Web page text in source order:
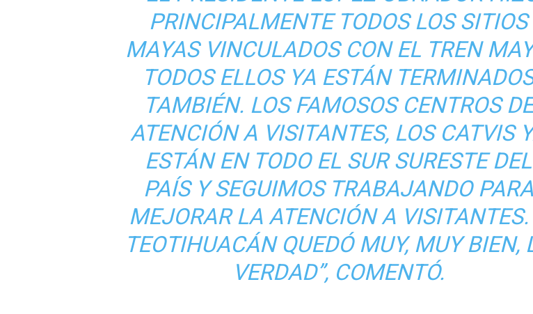
PRINCIPALMENTE TODOS LOS SITIOS
MAYAS VINCULADOS CON EL TREN
TODOS ELLOS YA ESTÁN
TAMBIÉN. LOS FAMOSOS CENTROS DE
ATENCIÓN A VISITANTES, LOS CATVIS
ESTÁN EN TODO EL SUR SURESTE DEL
PAÍS Y SEGUIMOS TRABAJANDO PARA
MEJORAR LA ATENCIÓN A
TEOTIHUACÁN QUEDÓ MUY, MUY BIEN,
VERDAD”, COMENTÓ.